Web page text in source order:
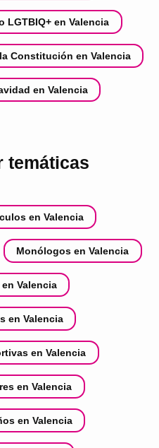
LGTBIQ+ en Valencia
Constitución en Valencia
en Valencia
temáticas
en Valencia
Monólogos en Valencia
Valencia
en Valencia
en Valencia
en Valencia
en Valencia